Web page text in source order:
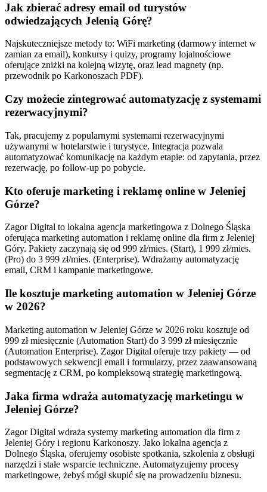
Jak zbierać adresy email od turystów
odwiedzających Jelenią Górę?
Najskuteczniejsze metody to: WiFi marketing (darmowy internet w
zamian za email), konkursy i quizy, programy lojalnościowe
oferujące zniżki na kolejną wizytę, oraz lead magnety (np.
przewodnik po Karkonoszach PDF).
Czy możecie zintegrować automatyzację z systemami
rezerwacyjnymi?
Tak, pracujemy z popularnymi systemami rezerwacyjnymi
używanymi w hotelarstwie i turystyce. Integracja pozwala
automatyzować komunikację na każdym etapie: od zapytania, przez
rezerwację, po follow-up po pobycie.
Kto oferuje marketing i reklamę online w Jeleniej
Górze?
Zagor Digital to lokalna agencja marketingowa z Dolnego Śląska
oferująca marketing automation i reklamę online dla firm z Jeleniej
Góry. Pakiety zaczynają się od 999 zł/mies. (Start), 1 999 zł/mies.
(Pro) do 3 999 zł/mies. (Enterprise). Wdrażamy automatyzację
email, CRM i kampanie marketingowe.
Ile kosztuje marketing automation w Jeleniej Górze
w 2026?
Marketing automation w Jeleniej Górze w 2026 roku kosztuje od
999 zł miesięcznie (Automation Start) do 3 999 zł miesięcznie
(Automation Enterprise). Zagor Digital oferuje trzy pakiety — od
podstawowych sekwencji email i formularzy, przez zaawansowaną
segmentację z CRM, po kompleksową strategię marketingową.
Jaka firma wdraża automatyzację marketingu w
Jeleniej Górze?
Zagor Digital wdraża systemy marketing automation dla firm z
Jeleniej Góry i regionu Karkonoszy. Jako lokalna agencja z
Dolnego Śląska, oferujemy osobiste spotkania, szkolenia z obsługi
narzędzi i stałe wsparcie techniczne. Automatyzujemy procesy
marketingowe, żebyś mógł skupić się na prowadzeniu biznesu.